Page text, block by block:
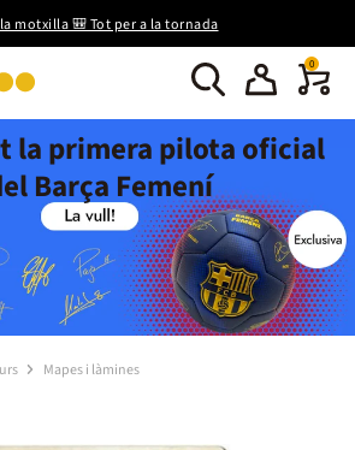
motxilla 🎒 Tot per a la tornada
0
la primera pilota oficial
Barça Femení
Mapes i làmines